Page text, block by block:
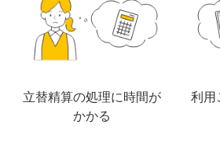
立替精算の処理に時間が
かかる
利用